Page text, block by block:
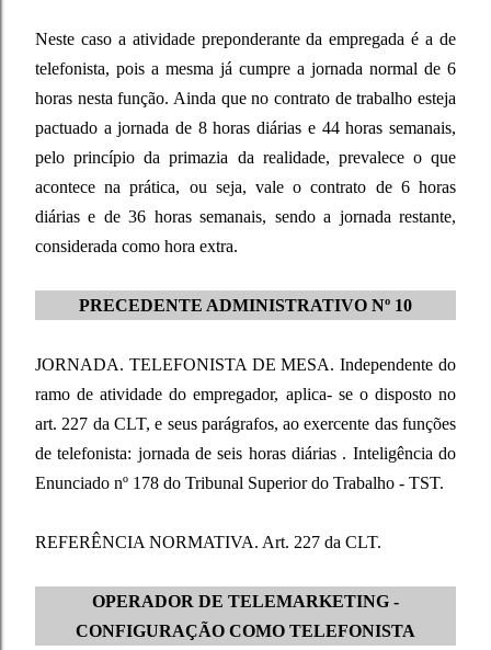
Neste caso a atividade preponderante da empregada é a de
telefonista, pois a mesma já cumpre a jornada normal de 6
horas nesta função. Ainda que no contrato de trabalho esteja
pactuado a jornada de 8 horas diárias e 44 horas semanais,
pelo princípio da primazia da realidade, prevalece o que
acontece na prática, ou seja, vale o contrato de 6 horas
diárias e de 36 horas semanais, sendo a jornada restante,
considerada como hora extra.
PRECEDENTE ADMINISTRATIVO Nº 10
JORNADA. TELEFONISTA DE MESA. Independente do
ramo de atividade do empregador, aplica- se o disposto no
art. 227 da CLT, e seus parágrafos, ao exercente das funções
de telefonista: jornada de seis horas diárias . Inteligência do
Enunciado nº 178 do Tribunal Superior do Trabalho - TST.
REFERÊNCIA NORMATIVA. Art. 227 da CLT.
OPERADOR DE TELEMARKETING -
CONFIGURAÇÃO COMO TELEFONISTA